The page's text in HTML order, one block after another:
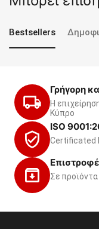
Bestsellers
Γρήγορη
Η
Κύπρο
ISO
Certificated
Σε